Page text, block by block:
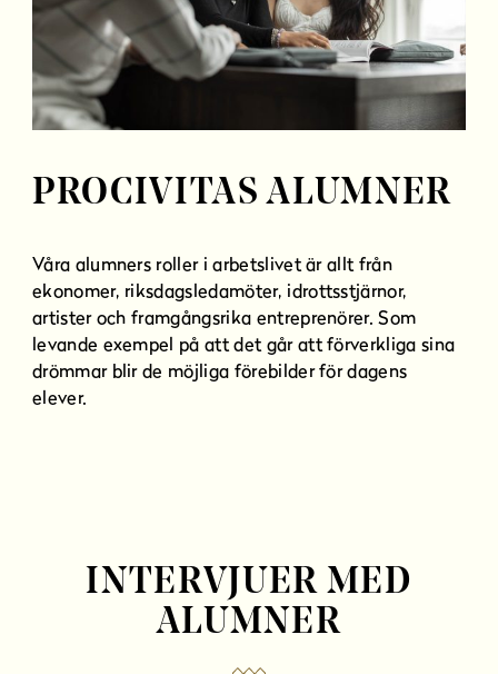
PROCIVITAS ALUMNER
Våra alumners roller i arbetslivet är allt från
ekonomer, riksdagsledamöter, idrottsstjärnor,
artister och framgångsrika entreprenörer. Som
levande exempel på att det går att förverkliga sina
drömmar blir de möjliga förebilder för dagens
elever.
INTERVJUER MED
ALUMNER